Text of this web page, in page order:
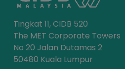
Tingkat 11, CIDB 520
The MET Corporate Towers
No 20 Jalan Dutamas 2
50480 Kuala Lumpur